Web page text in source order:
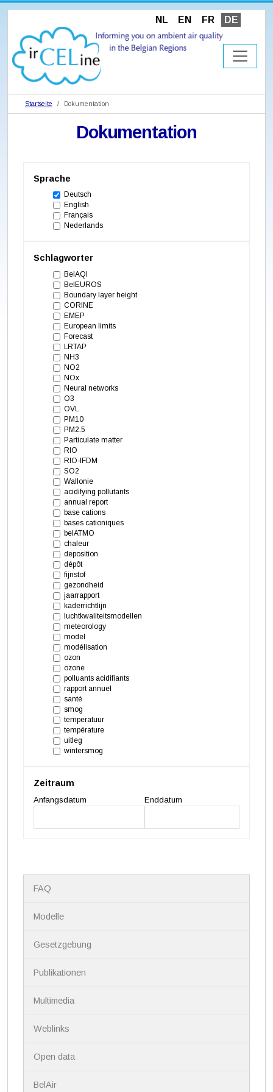
NL EN FR DE
Startseite Dokumentation
Dokumentation
Sprache
Deutsch
English
Français
Nederlands
Schlagworter
BelAQI
BelEUROS
Boundary layer height
CORINE
EMEP
European limits
Forecast
LRTAP
NH3
NO2
NOx
Neural networks
O3
OVL
PM10
PM2.5
Particulate matter
RIO
RIO-IFDM
SO2
Wallonie
acidifying pollutants
annual report
base cations
bases cationiques
belATMO
chaleur
deposition
dépôt
fijnstof
gezondheid
jaarrapport
kaderrichtlijn
luchtkwaliteitsmodellen
meteorology
model
modélisation
ozon
ozone
polluants acidifiants
rapport annuel
santé
smog
temperatuur
température
uitleg
wintersmog
Zeitraum
Anfangsdatum Enddatum
FAQ
Modelle
Gesetzgebung
Publikationen
Multimedia
Weblinks
Open data
BelAir